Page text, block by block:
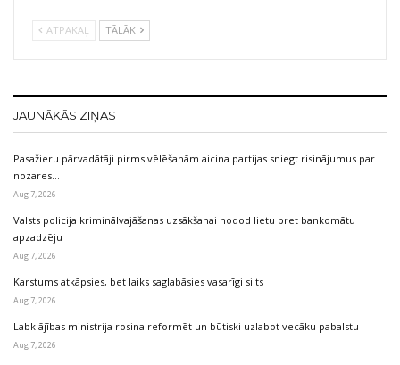
ATPAKAĻ TĀLĀK
JAUNĀKĀS ZIŅAS
Pasažieru pārvadātāji pirms vēlēšanām aicina partijas sniegt risinājumus par
nozares…
Aug 7, 2026
Valsts policija kriminālvajāšanas uzsākšanai nodod lietu pret bankomātu
apzadzēju
Aug 7, 2026
Karstums atkāpsies, bet laiks saglabāsies vasarīgi silts
Aug 7, 2026
Labklājības ministrija rosina reformēt un būtiski uzlabot vecāku pabalstu
Aug 7, 2026